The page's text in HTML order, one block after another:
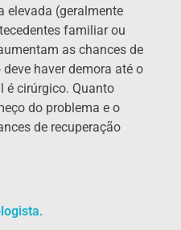
elevada (geralmente
familiar ou
as chances de
haver demora até o
é cirúrgico. Quanto
do problema e o
de recuperação